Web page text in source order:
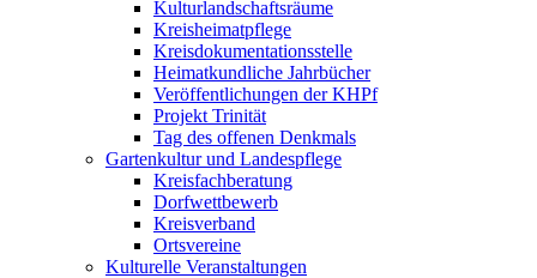
Kulturlandschaftsräume
Kreisheimatpflege
Kreisdokumentationsstelle
Heimatkundliche Jahrbücher
Veröffentlichungen der KHPf
Projekt Trinität
Tag des offenen Denkmals
Gartenkultur und Landespflege
Kreisfachberatung
Dorfwettbewerb
Kreisverband
Ortsvereine
Kulturelle Veranstaltungen